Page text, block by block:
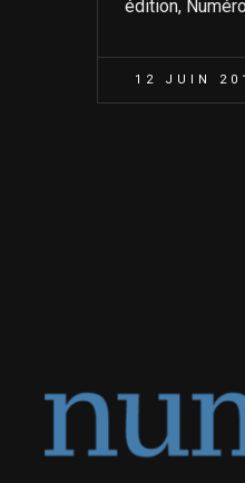
édition,
12 JUIN